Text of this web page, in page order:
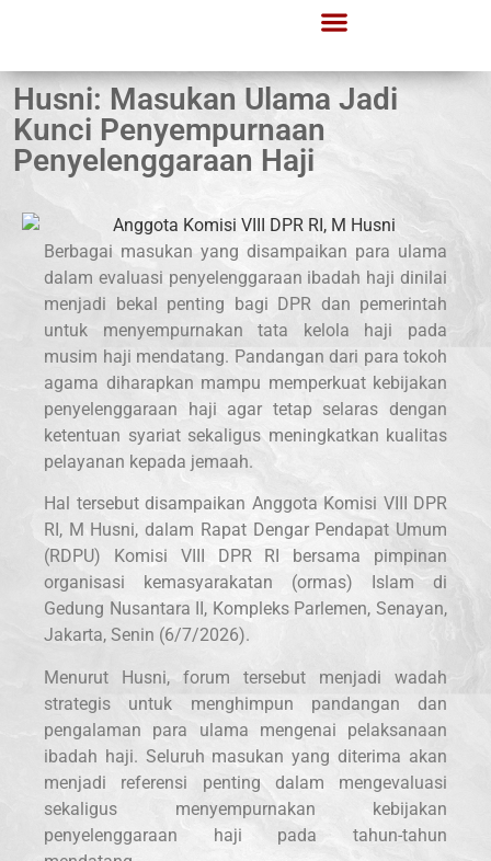
Husni: Masukan Ulama Jadi
Kunci Penyempurnaan
Penyelenggaraan Haji
Berbagai masukan yang disampaikan para ulama
dalam evaluasi penyelenggaraan ibadah haji dinilai
menjadi bekal penting bagi DPR dan pemerintah
untuk menyempurnakan tata kelola haji pada
musim haji mendatang. Pandangan dari para tokoh
agama diharapkan mampu memperkuat kebijakan
penyelenggaraan haji agar tetap selaras dengan
ketentuan syariat sekaligus meningkatkan kualitas
pelayanan kepada jemaah.
Hal tersebut disampaikan Anggota Komisi VIII DPR
RI, M Husni, dalam Rapat Dengar Pendapat Umum
(RDPU) Komisi VIII DPR RI bersama pimpinan
organisasi kemasyarakatan (ormas) Islam di
Gedung Nusantara II, Kompleks Parlemen, Senayan,
Jakarta, Senin (6/7/2026).
Menurut Husni, forum tersebut menjadi wadah
strategis untuk menghimpun pandangan dan
pengalaman para ulama mengenai pelaksanaan
ibadah haji. Seluruh masukan yang diterima akan
menjadi referensi penting dalam mengevaluasi
sekaligus menyempurnakan kebijakan
penyelenggaraan haji pada tahun-tahun